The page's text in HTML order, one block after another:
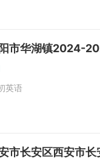
市华湖镇2024-
英语
市长安区西安市